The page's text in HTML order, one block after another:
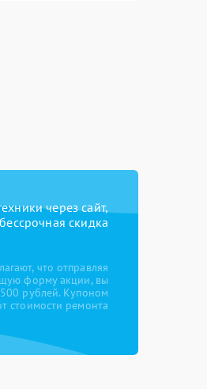
через сайт,
скидка
что отправляя
форму акции, вы
рублей. Купоном
стоимости ремонта